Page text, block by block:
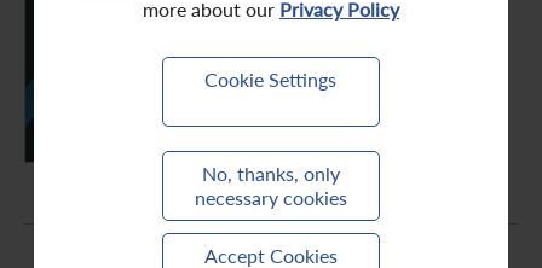
more about our Privacy Policy
Cookie Settings
No, thanks, only
necessary cookies
Accept Cookies
聯繫我們